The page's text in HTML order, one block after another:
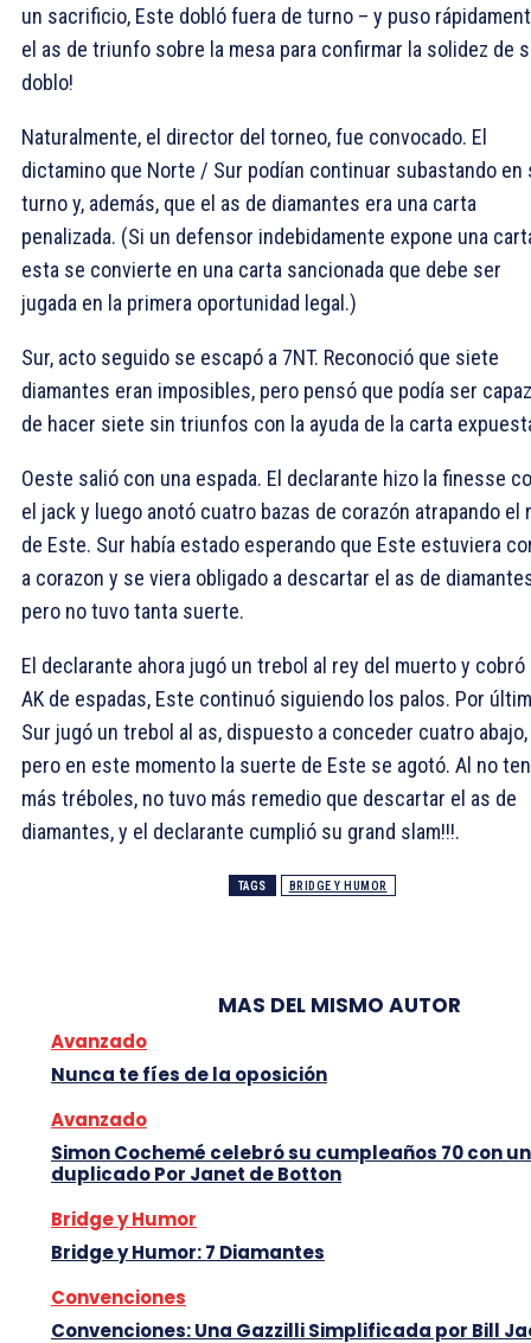
un sacrificio, Este dobló fuera de turno – y puso
el as de triunfo sobre la mesa para confirmar la solidez de
doblo!
Naturalmente, el director del torneo, fue convocado. El
dictamino que Norte / Sur podían continuar subastando en
turno y, además, que el as de diamantes era una carta
penalizada. (Si un defensor indebidamente expone una
esta se convierte en una carta sancionada que debe ser
jugada en la primera oportunidad legal.)
Sur, acto seguido se escapó a 7NT. Reconoció que siete
diamantes eran imposibles, pero pensó que podía ser capaz
de hacer siete sin triunfos con la ayuda de la carta
Oeste salió con una espada. El declarante hizo la finesse
el jack y luego anotó cuatro bazas de corazón atrapando el
de Este. Sur había estado esperando que Este estuviera
a corazon y se viera obligado a descartar el as de
pero no tuvo tanta suerte.
El declarante ahora jugó un trebol al rey del muerto y cobró
AK de espadas, Este continuó siguiendo los palos. Por
Sur jugó un trebol al as, dispuesto a conceder cuatro abajo,
pero en este momento la suerte de Este se agotó. Al no
más tréboles, no tuvo más remedio que descartar el as de
diamantes, y el declarante cumplió su grand slam!!!.
TAGS BRIDGE Y HUMOR
MAS DEL MISMO AUTOR
Avanzado
Nunca te fíes de la oposición
Avanzado
Simon Cochemé celebró su cumpleaños 70 con un
duplicado Por Janet de Botton
Bridge y Humor
Bridge y Humor: 7 Diamantes
Convenciones
Convenciones: Una Gazzilli Simplificada por Bill